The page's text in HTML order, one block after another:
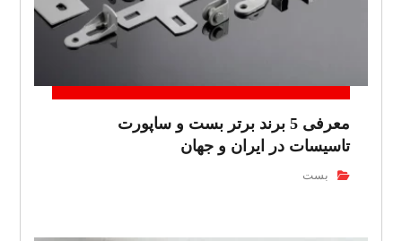
معرفی 5 برند برتر بست و ساپورت
تاسیسات در ایران و جهان
بست